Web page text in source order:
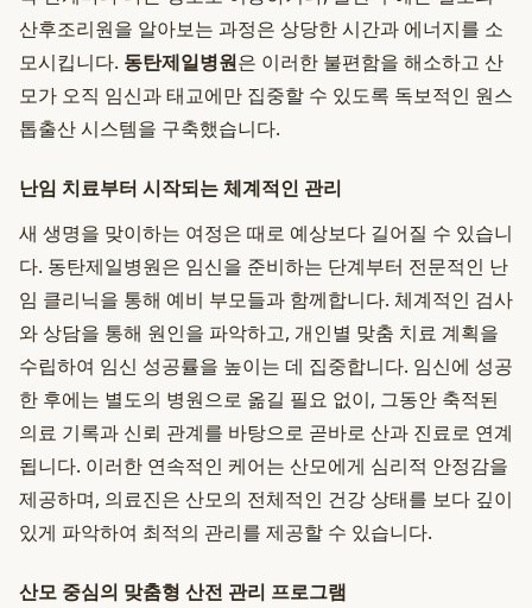
산후조리원을 알아보는 과정은 상당한 시간과 에너지를 소
모시킵니다. 동탄제일병원은 이러한 불편함을 해소하고 산
모가 오직 임신과 태교에만 집중할 수 있도록 독보적인 원스
톱출산 시스템을 구축했습니다.
난임 치료부터 시작되는 체계적인 관리
새 생명을 맞이하는 여정은 때로 예상보다 길어질 수 있습니
다. 동탄제일병원은 임신을 준비하는 단계부터 전문적인 난
임 클리닉을 통해 예비 부모들과 함께합니다. 체계적인 검사
와 상담을 통해 원인을 파악하고, 개인별 맞춤 치료 계획을
수립하여 임신 성공률을 높이는 데 집중합니다. 임신에 성공
한 후에는 별도의 병원으로 옮길 필요 없이, 그동안 축적된
의료 기록과 신뢰 관계를 바탕으로 곧바로 산과 진료로 연계
됩니다. 이러한 연속적인 케어는 산모에게 심리적 안정감을
제공하며, 의료진은 산모의 전체적인 건강 상태를 보다 깊이
있게 파악하여 최적의 관리를 제공할 수 있습니다.
산모 중심의 맞춤형 산전 관리 프로그램